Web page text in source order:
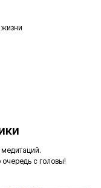
с головы!